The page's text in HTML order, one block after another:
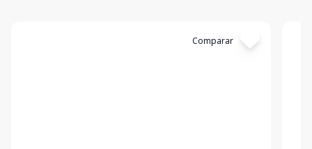
Comparar